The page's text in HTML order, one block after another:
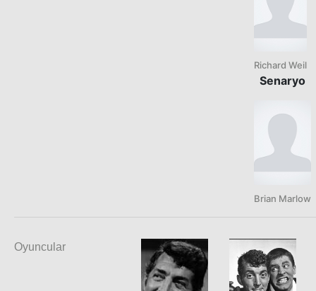
Richard Weil
Senaryo
Brian Marlow
Oyuncular